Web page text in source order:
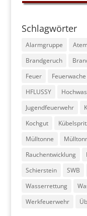
Schlagwörter
Alarmgruppe
Brandgeruch
Feuer
HFLUSSY
Jugendfeuerwehr
Kochgut
Mülltonne
Rauchentwicklung
Schierstein
SWB
Wasserrettung
Werkfeuerwehr